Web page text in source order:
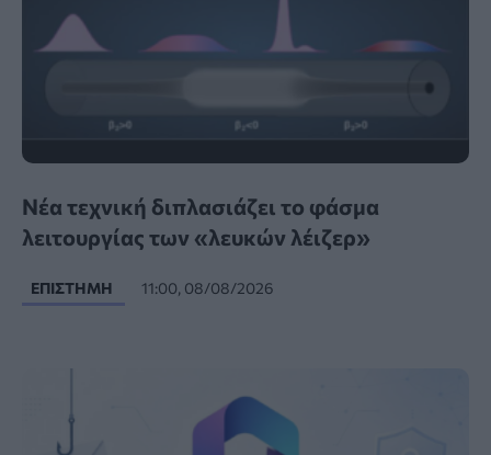
Νέα τεχνική διπλασιάζει το φάσμα
λειτουργίας των «λευκών λέιζερ»
ΕΠΙΣΤΉΜΗ 11:00, 08/08/2026